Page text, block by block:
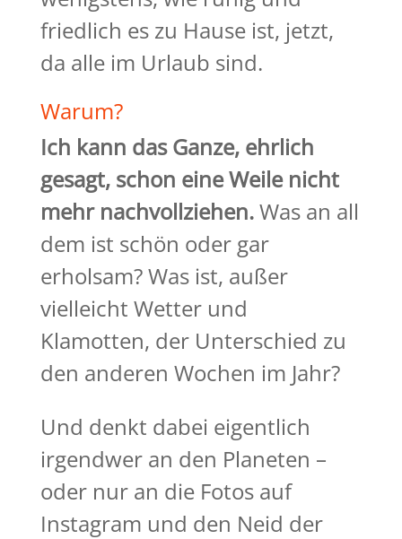
friedlich es zu Hause ist, jetzt,
da alle im Urlaub sind.
Warum?
Ich kann das Ganze, ehrlich
gesagt, schon eine Weile nicht
mehr nachvollziehen.Was an all
dem ist schön oder gar
erholsam? Was ist, außer
vielleicht Wetter und
Klamotten, der Unterschied zu
den anderen Wochen im Jahr?
Und denkt dabei eigentlich
irgendwer an den Planeten –
oder nur an die Fotos auf
Instagram und den Neid der